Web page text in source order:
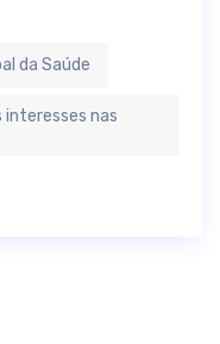
da Saúde
interesses nas